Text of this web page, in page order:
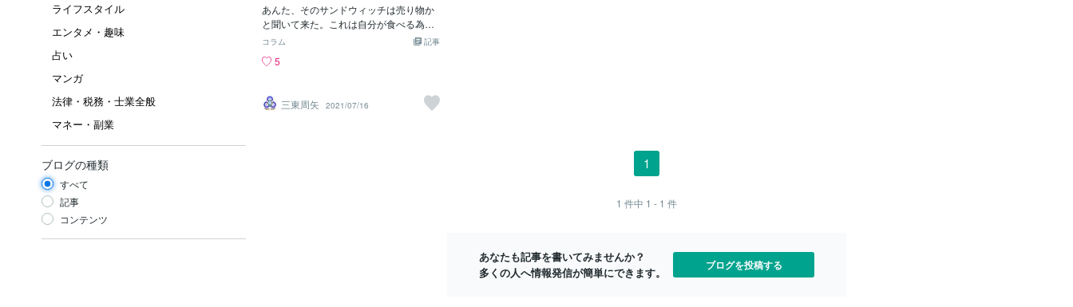
ライフスタイル
エンタメ・趣味
占い
マンガ
法律・税務・士業全般
マネー・副業
ブログの種類
すべて
記事
コンテンツ
あんた、そのサンドウィッチは売り物か
と聞いて来た。これは自分が食べる為に
作った物だと言った。良かったら一つ、
んだホットドッグを売ってくれないか握
べてしまって今腹が減っている。サンド
ウィッチとホットドッグの違いなど構わ
記事
コラム
5
三東周矢 2021/07/16
1
1 件中 1 - 1 件
あなたも記事を書いてみませんか？
多くの人へ情報発信が簡単にできます。
ブログを投稿する